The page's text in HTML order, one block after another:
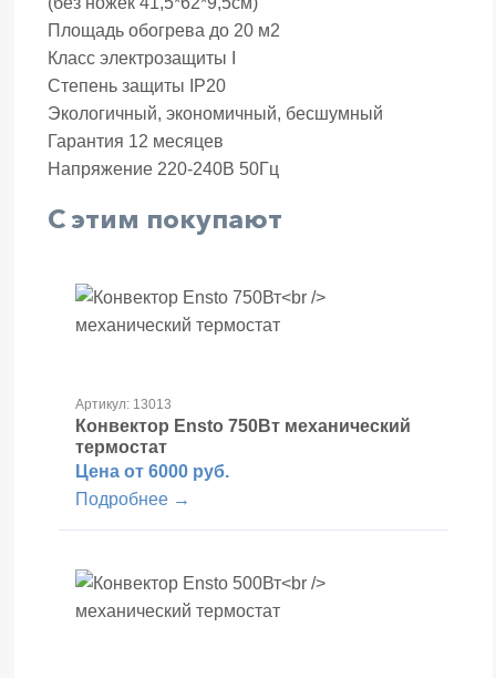
Площадь обогрева до 20 м2
Класс электрозащиты I
Степень защиты IP20
Экологичный, экономичный, бесшумный
Гарантия 12 месяцев
Напряжение 220-240В 50Гц
С этим покупают
Артикул: 13013
Конвектор Ensto 750Вт механический
термостат
Цена от 6000 руб.
Подробнее →